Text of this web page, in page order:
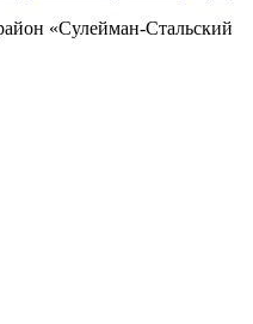
«Сулейман-Стальский